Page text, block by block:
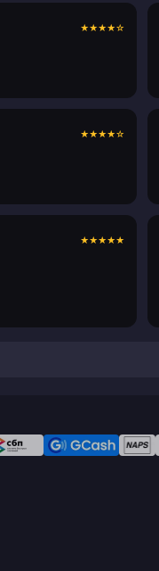
★★★★☆
★★★★☆
★★★★★